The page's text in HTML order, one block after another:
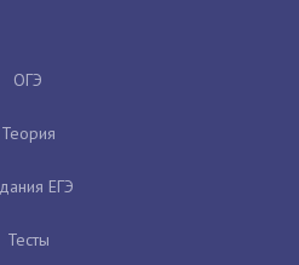
ОГЭ
Теория
ЕГЭ
Тесты